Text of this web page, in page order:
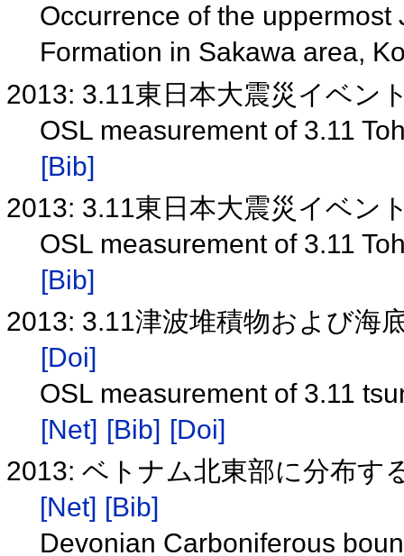
Occurrence of the
Formation in Sakawa area,
2013: 3.11東日本大震災イベン
OSL measurement of 3.11
[Bib]
2013: 3.11東日本大震災イベン
OSL measurement of 3.11
[Bib]
2013: 3.11津波堆積物および海
[Doi]
OSL measurement of 3.11
[Net] [Bib] [Doi]
2013: ベトナム北東部に分布す
[Net] [Bib]
Devonian Carboniferous